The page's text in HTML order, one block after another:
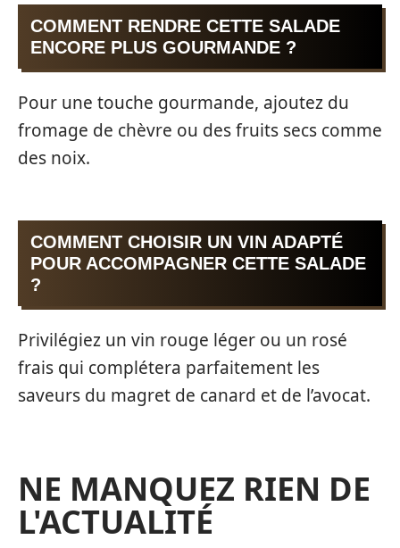
COMMENT RENDRE CETTE SALADE
ENCORE PLUS GOURMANDE ?
Pour une touche gourmande, ajoutez du
fromage de chèvre ou des fruits secs comme
des noix.
COMMENT CHOISIR UN VIN ADAPTÉ
POUR ACCOMPAGNER CETTE SALADE
?
Privilégiez un vin rouge léger ou un rosé
frais qui complétera parfaitement les
saveurs du magret de canard et de l’avocat.
NE MANQUEZ RIEN DE
L'ACTUALITÉ